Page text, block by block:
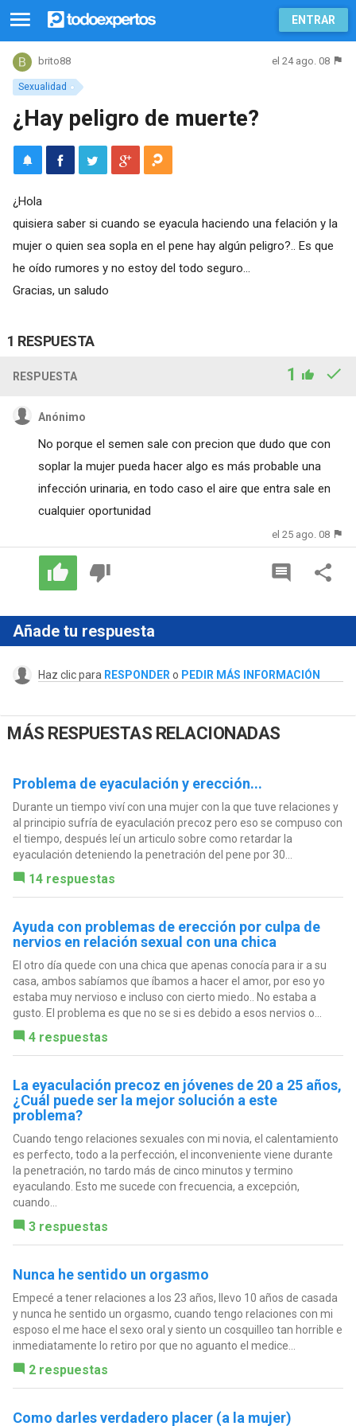
ENTRAR
Sexualidad
brito88 el 24 ago. 08
¿Hay peligro de muerte?
¿Hola
quisiera saber si cuando se eyacula haciendo una felación y la
mujer o quien sea sopla en el pene hay algún peligro?.. Es que
he oído rumores y no estoy del todo seguro...
Gracias, un saludo
1 RESPUESTA
RESPUESTA 1
Anónimo
No porque el semen sale con precion que dudo que con
soplar la mujer pueda hacer algo es más probable una
infección urinaria, en todo caso el aire que entra sale en
cualquier oportunidad
el 25 ago. 08
Añade tu respuesta
Haz clic para RESPONDER o PEDIR MÁS INFORMACIÓN
MÁS RESPUESTAS RELACIONADAS
Problema de eyaculación y erección...
Durante un tiempo viví con una mujer con la que tuve relaciones y
al principio sufría de eyaculación precoz pero eso se compuso con
el tiempo, después leí un articulo sobre como retardar la
eyaculación deteniendo la penetración del pene por 30...
14 respuestas
Ayuda con problemas de erección por culpa de
nervios en relación sexual con una chica
El otro día quede con una chica que apenas conocía para ir a su
casa, ambos sabíamos que íbamos a hacer el amor, por eso yo
estaba muy nervioso e incluso con cierto miedo.. No estaba a
gusto. El problema es que no se si es debido a esos nervios o...
4 respuestas
La eyaculación precoz en jóvenes de 20 a 25 años,
¿Cuál puede ser la mejor solución a este
problema?
Cuando tengo relaciones sexuales con mi novia, el calentamiento
es perfecto, todo a la perfección, el inconveniente viene durante
la penetración, no tardo más de cinco minutos y termino
eyaculando. Esto me sucede con frecuencia, a excepción,
cuando...
3 respuestas
Nunca he sentido un orgasmo
Empecé a tener relaciones a los 23 años, llevo 10 años de casada
y nunca he sentido un orgasmo, cuando tengo relaciones con mi
esposo el me hace el sexo oral y siento un cosquilleo tan horrible e
inmediatamente lo retiro por que no aguanto el medice...
2 respuestas
Como darles verdadero placer (a la mujer)